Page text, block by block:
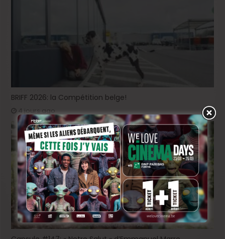
BRIFF 2026: la Compétition belge!
4 jours ago